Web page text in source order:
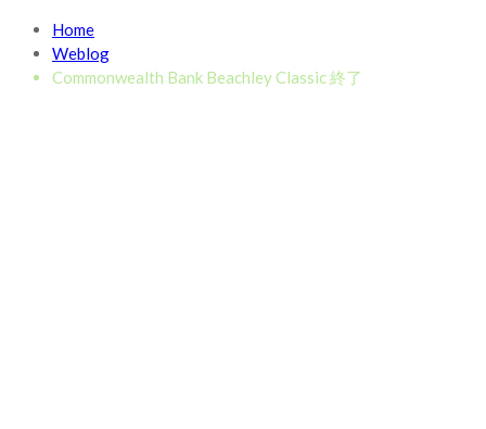
Home
Weblog
Commonwealth Bank Beachley Classic 終了